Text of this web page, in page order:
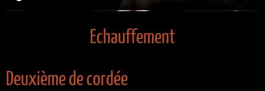
Echauffement
Deuxième de cordée